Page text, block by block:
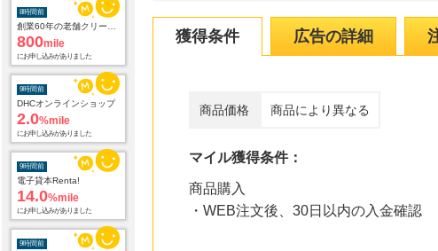
9時間前
DHCオンラインショップ
2.0%mile
にお申し込みがありました
9時間前
電子貸本Renta!
14.0%mile
にお申し込みがありました
9時間前
じゃらんnet
1.0%mile
にお申し込みがありました
獲得条件 広告の詳細
商品価格 商品により異なる
マイル獲得条件：
商品購入
・WEB注文後、30日以内の入金確認